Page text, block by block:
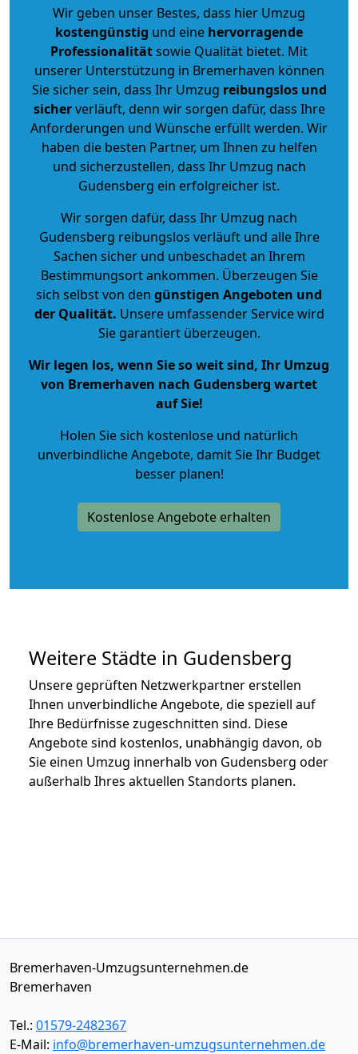
Wir geben unser Bestes, dass hier Umzug
kostengünstig und eine hervorragende
Professionalitätsowie Qualität bietet. Mit
unserer Unterstützung in Bremerhaven können
Sie sicher sein, dass Ihr Umzug reibungslos und
sicherverläuft, denn wir sorgen dafür, dass Ihre
Anforderungen und Wünsche erfüllt werden. Wir
haben die besten Partner, um Ihnen zu helfen
und sicherzustellen, dass Ihr Umzug nach
Gudensberg ein erfolgreicher ist.
Wir sorgen dafür, dass Ihr Umzug nach
Gudensberg reibungslos verläuft und alle Ihre
Sachen sicher und unbeschadet an Ihrem
Bestimmungsort ankommen. Überzeugen Sie
sich selbst von den günstigen Angeboten und
der Qualität. Unsere umfassender Service wird
Sie garantiert überzeugen.
Wir legen los, wenn Sie so weit sind, Ihr Umzug
von Bremerhaven nach Gudensberg wartet
auf Sie!
Holen Sie sich kostenlose und natürlich
unverbindliche Angebote, damit Sie Ihr Budget
besser planen!
Kostenlose Angebote erhalten
Weitere Städte in Gudensberg
Unsere geprüften Netzwerkpartner erstellen
Ihnen unverbindliche Angebote, die speziell auf
Ihre Bedürfnisse zugeschnitten sind. Diese
Angebote sind kostenlos, unabhängig davon, ob
Sie einen Umzug innerhalb von Gudensberg oder
außerhalb Ihres aktuellen Standorts planen.
Bremerhaven-Umzugsunternehmen.de
Bremerhaven
Tel.: 01579-2482367
E-Mail: info@bremerhaven-umzugsunternehmen.de